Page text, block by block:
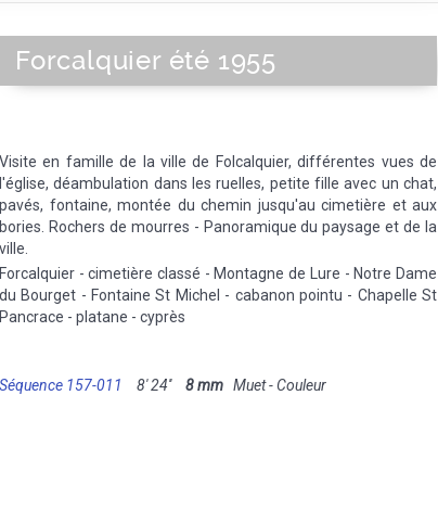
Forcalquier été 1955
Visite en famille de la ville de Folcalquier, différentes vues de
l'église, déambulation dans les ruelles, petite fille avec un chat,
pavés, fontaine, montée du chemin jusqu'au cimetière et aux
bories. Rochers de mourres - Panoramique du paysage et de la
ville.
Forcalquier - cimetière classé - Montagne de Lure - Notre Dame
du Bourget - Fontaine St Michel - cabanon pointu - Chapelle St
Pancrace - platane - cyprès
Séquence 157-011 8' 24'' 8 mm Muet - Couleur